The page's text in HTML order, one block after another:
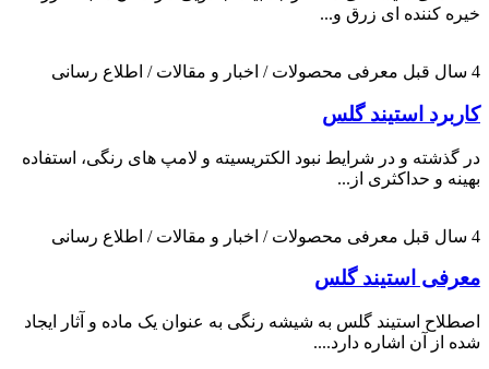
خیره کننده ای زرق و...
4 سال قبل معرفی محصولات / اخبار و مقالات / اطلاع رسانی
کاربرد استیند گلس
در گذشته و در شرایط نبود الکتریسیته و لامپ های رنگی، استفاده
بهینه و حداکثری از...
4 سال قبل معرفی محصولات / اخبار و مقالات / اطلاع رسانی
معرفی استیند گلس
اصطلاح استیند گلس به شیشه رنگی به عنوان یک ماده و آثار ایجاد
شده از آن اشاره دارد....